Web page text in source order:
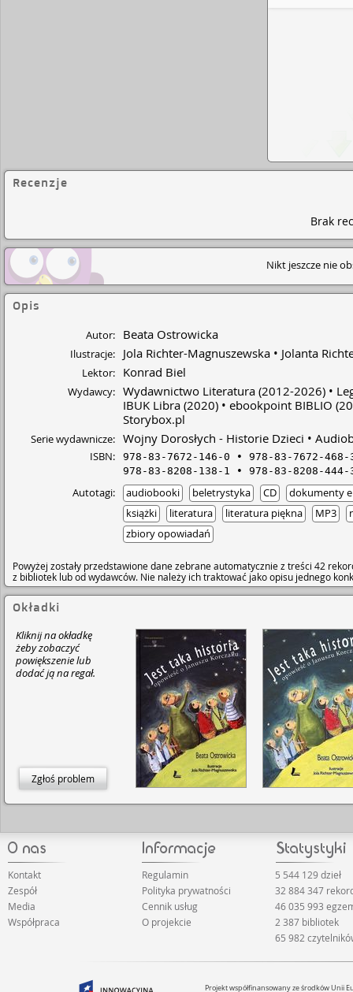
Recenzje
Brak
Nikt jeszcze nie
Opis
Autor: Beata Ostrowicka
Ilustracje: Jola Richter-Magnuszewska Jolanta
Lektor: Konrad Biel
Wydawcy: Wydawnictwo Literatura (2012-2026)
IBUK Libra (2020) ebookpoint BIBLIO
Storybox.pl
Serie wydawnicze: Wojny Dorosłych - Historie Dzieci
ISBN: 978-83-7672-146-0
978-83-7672-468-
978-83-8208-138-1
978-83-8208-444-
Autotagi: audiobooki beletrystyka CD
dokumenty
książki
literatura literatura piękna MP3
zbiory opowiadań
Powyżej zostały przedstawione dane zebrane automatycznie z treści 42
z bibliotek lub od wydawców. Nie należy ich traktować jako opisu jednego
Okładki
Kliknij na okładkę
żeby zobaczyć
powiększenie lub
dodać ją na regał.
Zgłoś problem
Kontakt
Zespół
Media
Współpraca
Regulamin
Polityka prywatności
Cennik usług
O projekcie
5 544 129 dzieł
32 884 347
46 035 993
2 387 bibliotek
65 982
Projekt współfinansowany ze środków Unii